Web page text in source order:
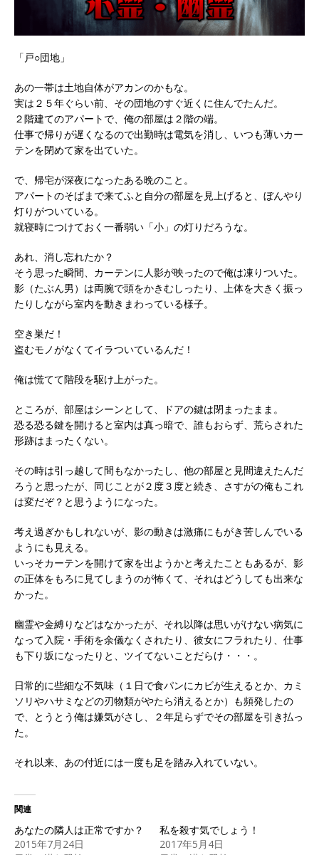
「戸○団地」
あの一帯は土地自体がアカンのかもな。
実は２５年ぐらい前、その団地のすぐ近くに住んでたんだ。
２階建てのアパートで、俺の部屋は２階の端。
仕事で帰りが遅くなるので出勤時は電気を消し、いつも薄いカー
テンを閉めて家を出ていた。
で、帰宅が深夜になったある晩のこと。
アパートのそばまで来てふと自分の部屋を見上げると、ぼんやり
灯りがついている。
就寝時につけておく一番弱い「小」の灯りだろうな。
あれ、消し忘れたか？
そう思った瞬間、カーテンに人影が映ったので俺は凍りついた。
影（たぶん男）は両腕で頭をかきむしったり、上体を大きく振っ
たりしながら室内を動きまわっている様子。
空き巣だ！
盗むモノがなくてイラついているんだ！
俺は慌てて階段を駆け上がった。
ところが、部屋はシーンとして、ドアの鍵は閉まったまま。
恐る恐る鍵を開けると室内は真っ暗で、誰もおらず、荒らされた
形跡はまったくない。
その時は引っ越して間もなかったし、他の部屋と見間違えたんだ
ろうと思ったが、同じことが２度３度と続き、さすがの俺もこれ
は変だぞ？と思うようになった。
考え過ぎかもしれないが、影の動きは激痛にもがき苦しんでいる
ようにも見える。
いっそカーテンを開けて家を出ようかと考えたこともあるが、影
の正体をもろに見てしまうのが怖くて、それはどうしても出来な
かった。
幽霊や金縛りなどはなかったが、それ以降は思いがけない病気に
なって入院・手術を余儀なくされたり、彼女にフラれたり、仕事
も下り坂になったりと、ツイてないことだらけ・・・。
日常的に些細な不気味（１日で食パンにカビが生えるとか、カミ
ソリやハサミなどの刃物類がやたら消えるとか）も頻発したの
で、とうとう俺は嫌気がさし、２年足らずでその部屋を引き払っ
た。
それ以来、あの付近には一度も足を踏み入れていない。
関連
あなたの隣人は正常ですか？
2015年7月24日
私を殺す気でしょう！
2017年5月4日